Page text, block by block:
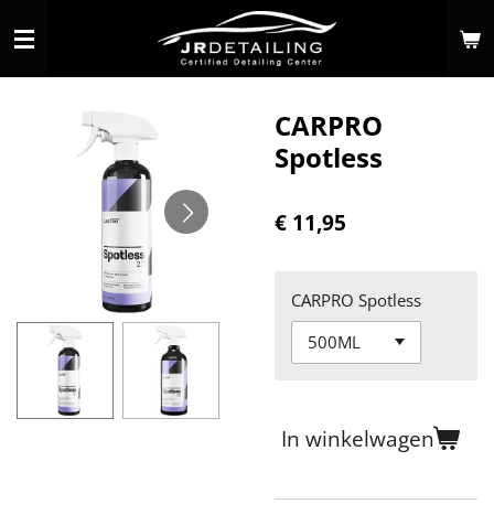
direct
hoofdinhoud
CARPRO
Spotless
€ 11,95
CARPRO Spotless
In winkelwagen